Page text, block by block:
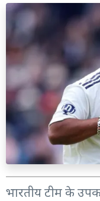
भारतीय टीम के